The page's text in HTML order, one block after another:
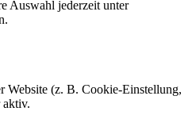
Auswahl jederzeit unter
Website (z. B. Cookie-Einstellung,
aktiv.